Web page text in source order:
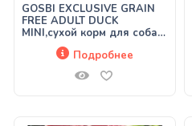
GOSBI EXCLUSIVE GRAIN
FREE ADULT DUCK
MINI,сухой корм для собак
мелких пород, с уткой
Подробнее